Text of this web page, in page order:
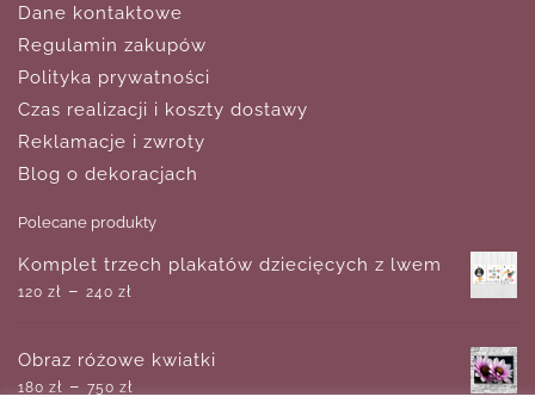
Dane kontaktowe
Regulamin zakupów
Polityka prywatności
Czas realizacji i koszty dostawy
Reklamacje i zwroty
Blog o dekoracjach
Polecane produkty
Komplet trzech plakatów dziecięcych z lwem
120 zł – 240 zł
Obraz różowe kwiatki
180 zł – 750 zł